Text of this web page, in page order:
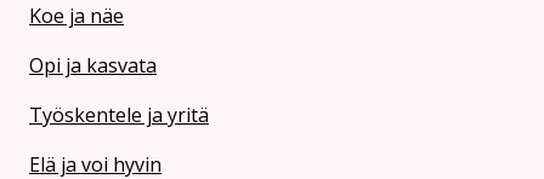
Koe ja näe
Opi ja kasvata
Työskentele ja yritä
Elä ja voi hyvin